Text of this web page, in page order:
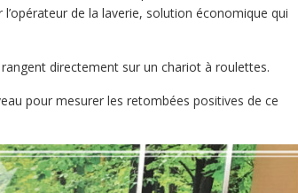
de la laverie, solution économique qui
directement sur un chariot à roulettes.
pour mesurer les retombées positives de ce